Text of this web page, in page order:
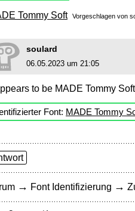
Tommy Soft Vorgeschlagen von
soulard
06.05.2023 um 21:05
to be MADE Tommy
Font: MADE Tommy
→ Font Identifizierung →